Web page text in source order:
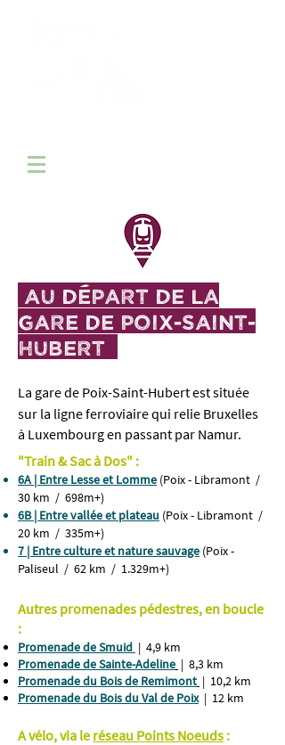
Au départ de la
gare de Poix-Saint-
HuberT
La gare de Poix-Saint-Hubertest située
sur la ligne ferroviaire qui relie Bruxelles
à Luxembourg en passant par Namur.
"Train & Sac à Dos" :
6A | Entre Lesse et Lomme (Poix - Libramont /
30 km / 698m+)
6B | Entre vallée et plateau (Poix - Libramont /
20 km / 335m+)
7 | Entre culture et nature sauvage (Poix -
Paliseul / 62 km / 1.329m+)
Autres promenades pédestres, en boucle
:
Promenade de Smuid | 4,9 km
Promenade de Sainte-Adeline | 8,3 km
Promenade du Bois de Remimont | 10,2 km
​Promenade du Bois du Val de Poix| 12 km
A vélo, via le réseau Points Noeuds :